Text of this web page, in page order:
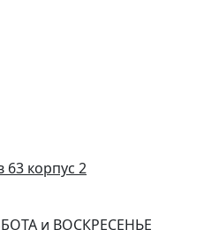
корпус 2
и ВОСКРЕСЕНЬЕ